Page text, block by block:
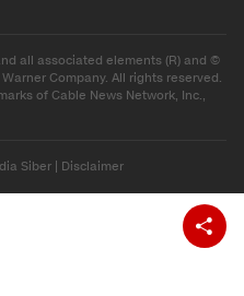
all associated elements (R) and ©
Company. All rights reserved.
of Cable News Network, Inc.,
Siber Disclaimer